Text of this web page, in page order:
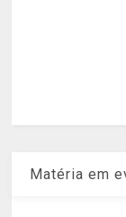
Matéria em